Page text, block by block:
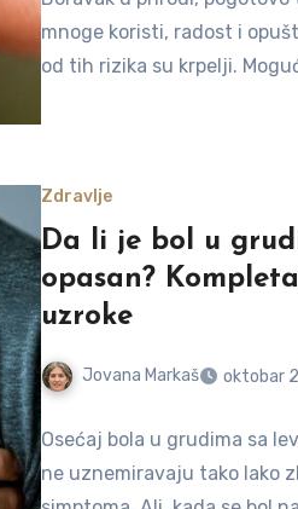
mnoge koristi, radost i
od tih rizika su krpelji.
Zdravlje
Da li je bol u
opasan?
uzroke
Jovana Markaš oktobar
Osećaj bola u grudima sa
ne uznemiravaju tako lako